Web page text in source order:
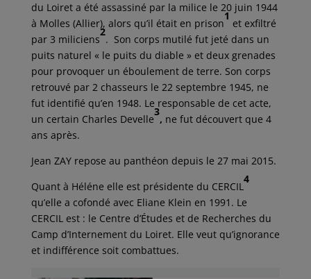
du Loiret a été assassiné par la milice le 20 juin 1944
à Molles (Allier), alors qu’il était en prison
1
et exfiltré
par 3 miliciens
2
. Son corps mutilé fut jeté dans un
puits naturel « le puits du diable » et deux grenades
pour provoquer un éboulement de terre. Son corps
retrouvé par 2 chasseurs le 22 septembre 1945, ne
fut identifié qu’en 1948. Le responsable de cet acte,
un certain Charles Develle
3
, ne fut découvert que 4
ans après.
Jean ZAY repose au panthéon depuis le 27 mai 2015.
Quant à Héléne elle est présidente du CERCIL
4
qu’elle a cofondé avec Eliane Klein en 1991. Le
CERCIL est : le Centre d’Études et de Recherches du
Camp d’Internement du Loiret. Elle veut qu’ignorance
et indifférence soit combattues.